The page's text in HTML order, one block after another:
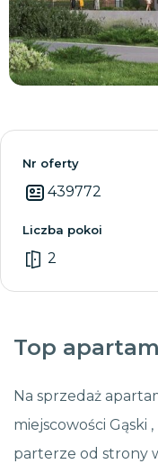
Nr oferty
439772
Liczba pokoi
2
Top
Na sprzedaż
miejscowości Gąski
parterze od strony